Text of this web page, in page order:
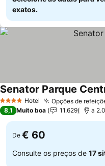
exatos.
4 EstrelasHotel Opções de
Senator Parque
8,1 Muito boa 11.629 a
De € 60
Consulte os preços de 17